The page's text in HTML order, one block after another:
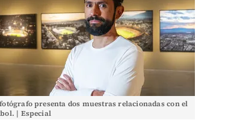
presenta dos muestras relacionadas con el
| Especial